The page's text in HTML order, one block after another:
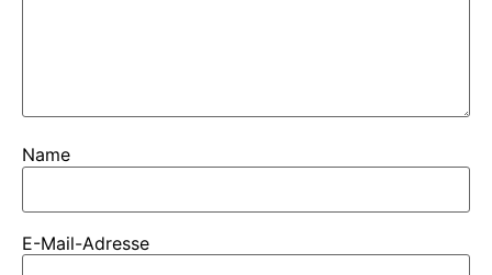
Name
E-Mail-Adresse